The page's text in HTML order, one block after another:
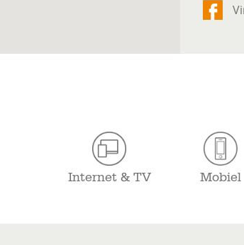
Internet & TV Mobiel